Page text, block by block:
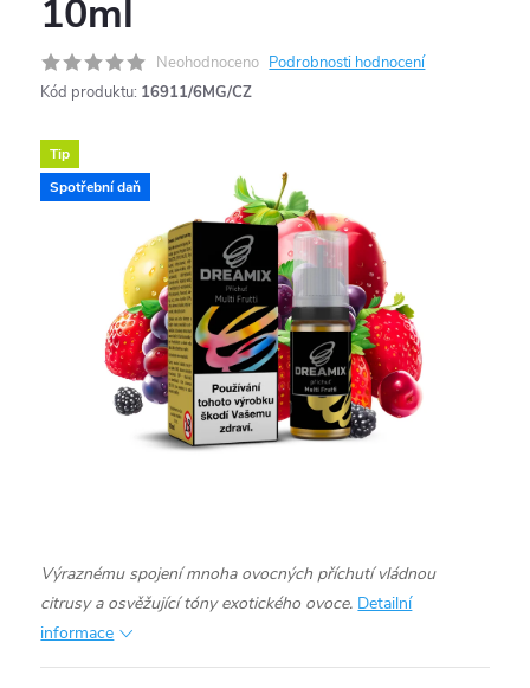
10ml
Neohodnoceno Podrobnosti hodnocení
Kód produktu: 16911/6MG/CZ
Tip
Spotřební daň
Výraznému spojení mnoha ovocných příchutí vládnou
citrusy a osvěžující tóny exotického ovoce. Detailní
informace